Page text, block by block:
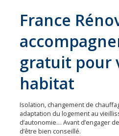
Office
de
Mobilité
Offres
France
gratuit pour
habitat
Isolation, changement de
adaptation du logement au
d’autonomie… Avant d’engager
d’être bien conseillé.